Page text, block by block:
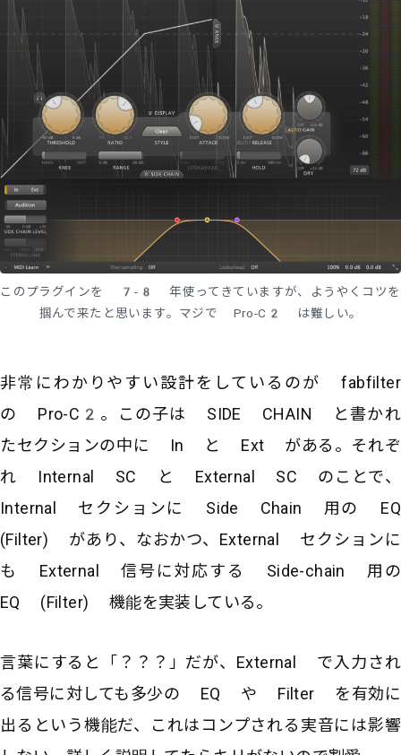
このプラグインを 7-8 年使ってきていますが、ようやくコツを
掴んで来たと思います。マジで Pro-C2 は難しい。
非常にわかりやすい設計をしているのが fabfilter
の Pro-C2。この子は SIDE CHAIN と書かれ
たセクションの中に In と Ext がある。それぞ
れ Internal SC と External SC のことで、
Internal セクションに Side Chain 用の EQ
(Filter) があり、なおかつ、External セクションに
も External 信号に対応する Side-chain 用の
EQ (Filter) 機能を実装している。
言葉にすると「？？？」だが、External で入力され
る信号に対しても多少の EQ や Filter を有効に
出るという機能だ、これはコンプされる実音には影響